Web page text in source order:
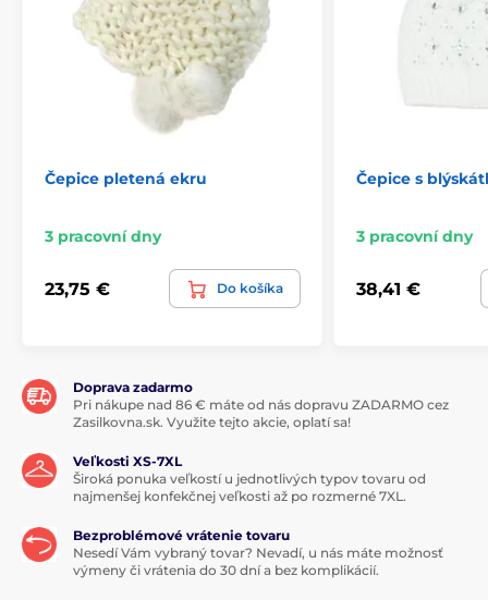
Čepice pletená ekru
3 pracovní dny
23,75 € Do košíka
Čepice s
3 pracovní dny
38,41 €
Doprava zadarmo
Pri nákupe nad 86 € máte od nás dopravu ZADARMO cez
Zasilkovna.sk. Využite tejto akcie, oplatí sa!
Veľkosti XS-7XL
Široká ponuka veľkostí u jednotlivých typov tovaru od
najmenšej konfekčnej veľkosti až po rozmerné 7XL.
Bezproblémové vrátenie tovaru
Nesedí Vám vybraný tovar? Nevadí, u nás máte možnosť
výmeny či vrátenia do 30 dní a bez komplikácií.